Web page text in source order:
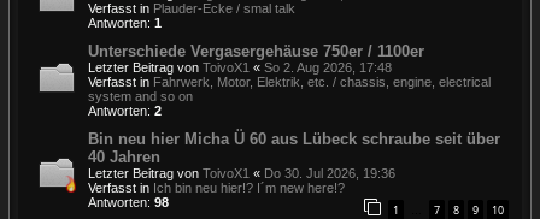
Verfasst in Plauder-Ecke / smal talk
Antworten: 1
Unterschiede Vergasergehäuse 750er / 1100er
Letzter Beitrag von ToivoX1 « So 2. Aug 2026, 17:48
Verfasst in Fahrwerk, Motor, Elektrik, etc. / chassis, engine, electrical
system and so on
Antworten: 2
Bin neu hier Micha Ü 60 aus Lübeck schraube seit über
40 Jahren
Letzter Beitrag von ToivoX1 « Do 30. Jul 2026, 19:36
Verfasst in Ich bin neu hier!? I´m new here!?
Antworten: 98 1 7 8 9 10